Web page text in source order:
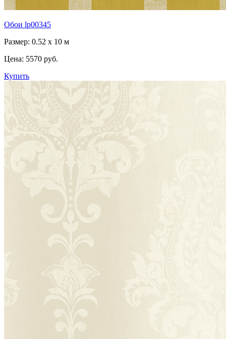
Обои lp00345
Размер: 0.52 x 10 м
Цена: 5570 руб.
Купить